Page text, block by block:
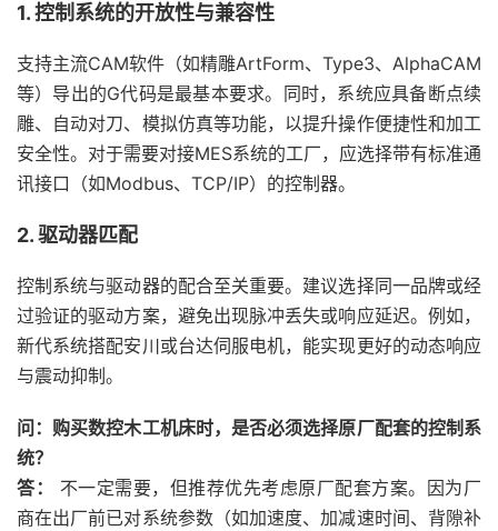
1. 控制系统的开放性与兼容性
支持主流CAM软件（如精雕ArtForm、Type3、AlphaCAM
等）导出的G代码是最基本要求。同时，系统应具备断点续
雕、自动对刀、模拟仿真等功能，以提升操作便捷性和加工
安全性。对于需要对接MES系统的工厂，应选择带有标准通
讯接口（如Modbus、TCP/IP）的控制器。
2. 驱动器匹配
控制系统与驱动器的配合至关重要。建议选择同一品牌或经
过验证的驱动方案，避免出现脉冲丢失或响应延迟。例如，
新代系统搭配安川或台达伺服电机，能实现更好的动态响应
与震动抑制。
问：购买数控木工机床时，是否必须选择原厂配套的控制系
统？
答：
不一定需要，但推荐优先考虑原厂配套方案。因为厂
商在出厂前已对系统参数（如加速度、加减速时间、背隙补